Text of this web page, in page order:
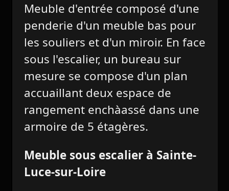
Meuble d'entrée composé d'une
penderie d'un meuble bas pour
les souliers et d'un miroir. En face
sous l'escalier, un bureau sur
mesure se compose d'un plan
accuaillant deux espace de
rangement enchàassé dans une
armoire de 5 étagères.
Meuble sous escalier à Sainte-
Luce-sur-Loire